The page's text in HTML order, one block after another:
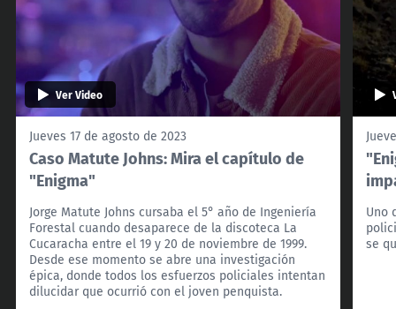
Ver Video
Jueves 17 de agosto de 2023
Caso Matute Johns: Mira el capítulo de
"Enigma"
Jorge Matute Johns cursaba el 5° año de Ingeniería
Forestal cuando desaparece de la discoteca La
Cucaracha entre el 19 y 20 de noviembre de 1999.
Desde ese momento se abre una investigación
épica, donde todos los esfuerzos policiales intentan
dilucidar que ocurrió con el joven penquista.
Uno
se